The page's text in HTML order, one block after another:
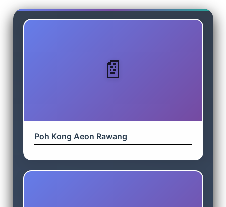
Poh Kong Aeon Rawang